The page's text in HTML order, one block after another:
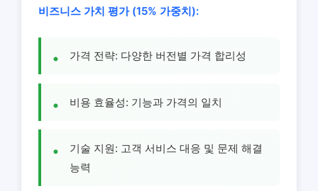
비즈니스 가치 평가 (15% 가중치):
가격 전략: 다양한 버전별 가격 합리성
비용 효율성: 기능과 가격의 일치
기술 지원: 고객 서비스 대응 및 문제 해결
능력